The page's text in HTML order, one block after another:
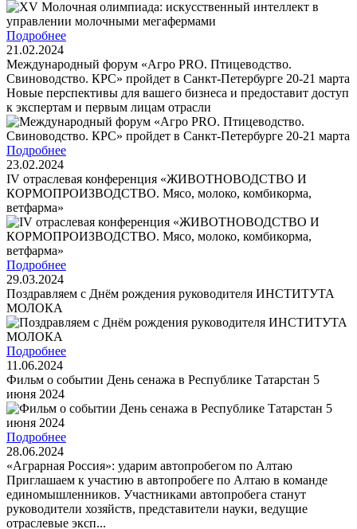
Подробнее
21.02.2024
Международный форум «Агро PRO. Птицеводство.
Свиноводство. КРС» пройдет в Санкт-Петербурге 20-21 марта
Новые перспективы для вашего бизнеса и предоставит доступ
к экспертам и первым лицам отрасли
Подробнее
23.02.2024
IV отраслевая конференция «ЖИВОТНОВОДСТВО И
КОРМОПРОИЗВОДСТВО. Мясо, молоко, комбикорма,
ветфарма»
Подробнее
29.03.2024
Поздравляем с Днём рождения руководителя ИНСТИТУТА
МОЛОКА
Подробнее
11.06.2024
Фильм о событии День сенажа в Республике Татарстан 5
июня 2024
Подробнее
28.06.2024
«Аграрная Россия»: ударим автопробегом по Алтаю
Приглашаем к участию в автопробеге по Алтаю в команде
единомышленников. Участниками автопробега станут
руководители хозяйств, представители науки, ведущие
отраслевые эксп...